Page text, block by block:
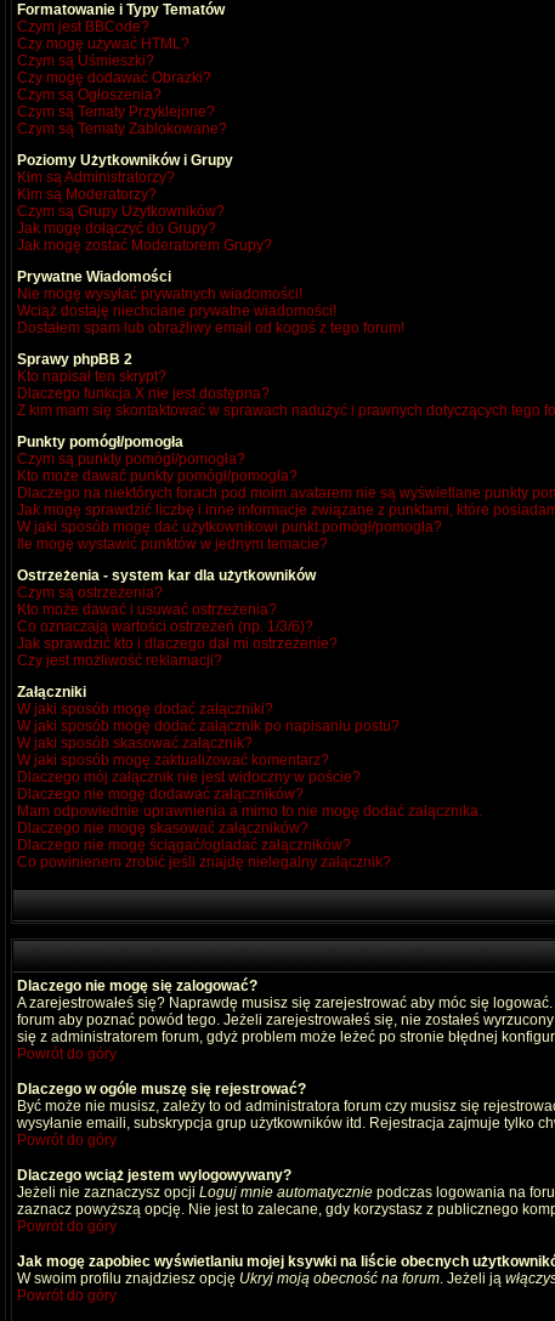
Formatowanie i Typy Tematów
Czym jest BBCode?
Czy mogę używać HTML?
Czym są Uśmieszki?
Czy mogę dodawać Obrazki?
Czym są Ogłoszenia?
Czym są Tematy Przyklejone?
Czym są Tematy Zablokowane?
Poziomy Użytkowników i Grupy
Kim są Administratorzy?
Kim są Moderatorzy?
Czym są Grupy Użytkowników?
Jak mogę dołączyć do Grupy?
Jak mogę zostać Moderatorem Grupy?
Prywatne Wiadomości
Nie mogę wysyłać prywatnych wiadomości!
Wciąż dostaję niechciane prywatne wiadomości!
Dostałem spam lub obraźliwy email od kogoś z tego forum!
Sprawy phpBB 2
Kto napisał ten skrypt?
Dlaczego funkcja X nie jest dostępna?
Z kim mam się skontaktować w sprawach nadużyć i prawnych dotyczących tego
Punkty pomógł/pomogła
Czym są punkty pomógł/pomogła?
Kto może dawać punkty pomógł/pomogła?
Dlaczego na niektórych forach pod moim avatarem nie są wyświetlane punkty
Jak mogę sprawdzić liczbę i inne informacje związane z punktami, które
W jaki sposób mogę dać użytkownikowi punkt pomógł/pomogła?
Ile mogę wystawić punktów w jednym temacie?
Ostrzeżenia - system kar dla użytkowników
Czym są ostrzeżenia?
Kto może dawać i usuwać ostrzeżenia?
Co oznaczają wartości ostrzeżeń (np. 1/3/6)?
Jak sprawdzić kto i dlaczego dał mi ostrzeżenie?
Czy jest możliwość reklamacji?
Załączniki
W jaki sposób mogę dodać załączniki?
W jaki sposób mogę dodać załącznik po napisaniu postu?
W jaki sposób skasować załącznik?
W jaki sposób mogę zaktualizować komentarz?
Dlaczego mój załącznik nie jest widoczny w poście?
Dlaczego nie mogę dodawać załączników?
Mam odpowiednie uprawnienia a mimo to nie mogę dodać załącznika.
Dlaczego nie mogę skasować załączników?
Dlaczego nie mogę ściągać/ogladać załączników?
Co powinienem zrobić jeśli znajdę nielegalny załącznik?
Dlaczego nie mogę się zalogować?
A zarejestrowałeś się? Naprawdę musisz się zarejestrować aby móc się
forum aby poznać powód tego. Jeżeli zarejestrowałeś się, nie zostałeś
się z administratorem forum, gdyż problem może leżeć po stronie błędnej
Powrót do góry
Dlaczego w ogóle muszę się rejestrować?
Być może nie musisz, zależy to od administratora forum czy musisz się
wysyłanie emaili, subskrypcja grup użytkowników itd. Rejestracja zajmuje tylko
Powrót do góry
Dlaczego wciąż jestem wylogowywany?
Jeżeli nie zaznaczysz opcji Loguj mnie automatycznie podczas logowania na
zaznacz powyższą opcję. Nie jest to zalecane, gdy korzystasz z publicznego
Powrót do góry
Jak mogę zapobiec wyświetlaniu mojej ksywki na liście obecnych
W swoim profilu znajdziesz opcję Ukryj moją obecność na forum. Jeżeli ją
Powrót do góry